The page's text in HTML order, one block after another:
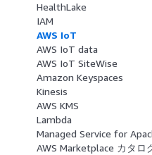
HealthLake
IAM
AWS IoT
AWS IoT data
AWS IoT SiteWise
Amazon Keyspaces
Kinesis
AWS KMS
Lambda
Managed Service for
AWS Marketplace カタロ